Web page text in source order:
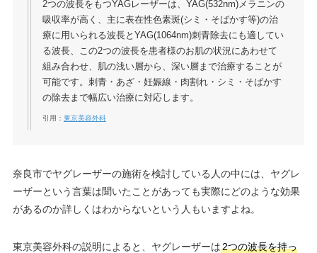
2つの波長をもつYAGレーザーは、YAG(532nm)メラニンの
吸収率が高く、主に表在性色素斑(シミ・そばかす等)の治
療に用いられる波長とYAG(1064nm)刺青除去にも適してい
る波長、この2つの波長を患者様のお肌の状況にあわせて
組み合わせ、肌の浅い層から、深い層まで治療することが
可能です。刺青・あざ・妊娠線・肉割れ・シミ・そばかす
の除去まで幅広い治療に対応します。
引用： 東京美容外科
奈良市でヤグレーザーの施術を検討している人の中には、ヤグレ
ーザーという言葉は聞いたことがあっても実際にどのような効果
があるのか詳しくはわからないという人もいますよね。
東京美容外科の説明によると、ヤグレーザーは2つの波長を持っ